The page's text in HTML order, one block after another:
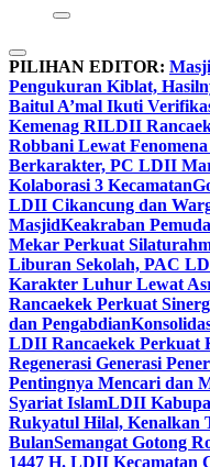
PILIHAN EDITOR:
Pengukuran Kiblat,
Baitul A’mal Ikuti
Kemenag RILDII
Robbani Lewat
Berkarakter, PC LDII
Kolaborasi 3 Kecamatan
LDII Cikancung dan
MasjidKeakraban
Mekar Perkuat
Liburan Sekolah, PAC
Karakter Luhur Lewat
Rancaekek Perkuat
dan Pengabdian
LDII Rancaekek Perkuat
Regenerasi Generasi
Pentingnya Mencari dan
Syariat IslamLDII
Rukyatul Hilal, Kenalkan
BulanSemangat Gotong
1447 H. LDII Kecamatan